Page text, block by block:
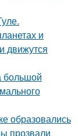
и
движутся
большой
образовались
прозвали